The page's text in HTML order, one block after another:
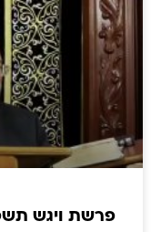
פרשת ויגש